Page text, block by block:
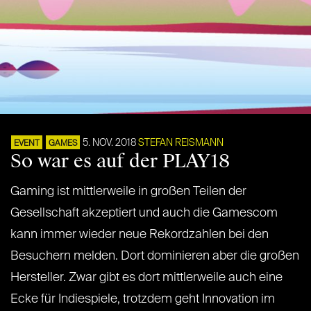
EVENT GAMES 5. NOV. 2018 STEFAN REISMANN
So war es auf der PLAY18
Gaming ist mittlerweile in großen Teilen der
Gesellschaft akzeptiert und auch die Gamescom
kann immer wieder neue Rekordzahlen bei den
Besuchern melden. Dort dominieren aber die großen
Hersteller. Zwar gibt es dort mittlerweile auch eine
Ecke für Indiespiele, trotzdem geht Innovation im